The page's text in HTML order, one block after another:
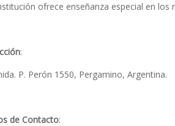
ofrece enseñanza especial en
:
P. Perón 1550, Pergamino, Argentina.
de Contacto: